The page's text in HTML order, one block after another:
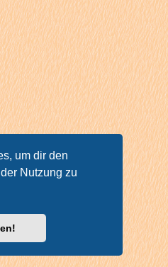
um dir den
Nutzung zu